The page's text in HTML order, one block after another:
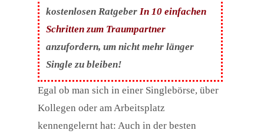
kostenlosen Ratgeber In 10 einfachen
Schritten zum Traumpartner
anzufordern, um nicht mehr länger
Single zu bleiben!
Egal ob man sich in einer Singlebörse, über
Kollegen oder am Arbeitsplatz
kennengelernt hat: Auch in der besten